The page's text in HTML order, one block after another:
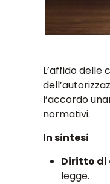
L’affido
l’accordo
normativi.
In sintesi
Diritto
legge.